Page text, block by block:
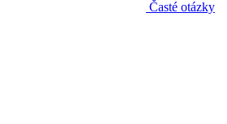
Časté otázky